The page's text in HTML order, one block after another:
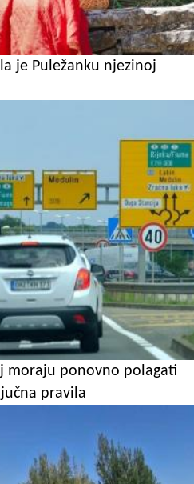
je Puležanku njezinoj
moraju ponovno polagati
pravila